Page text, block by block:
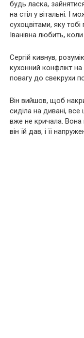
будь ласка,
на стіл у вітальні. І
сухоцвітами, яку
Іванівна любить, коли
Сергій кивнув,
кухонний конфлікт
повагу до свекрухи
Він вийшов, щоб
сиділа на дивані,
вже не кричала. Вона
він їй дав, і її